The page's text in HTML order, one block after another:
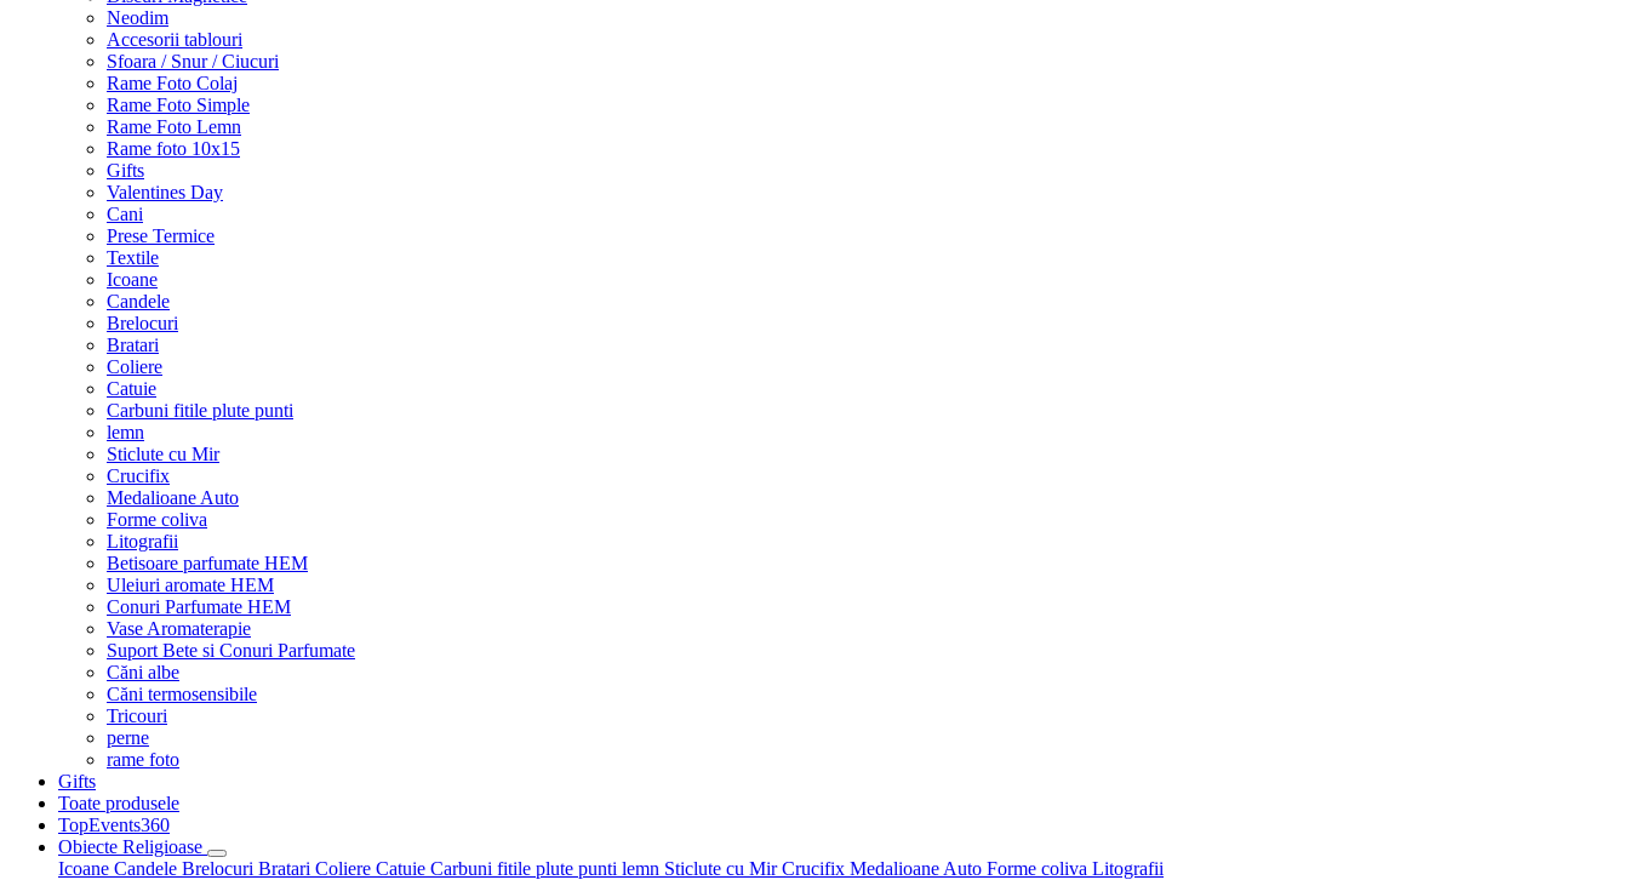
Neodim
Accesorii tablouri
Sfoara / Snur / Ciucuri
Rame Foto Colaj
Rame Foto Simple
Rame Foto Lemn
Rame foto 10x15
Gifts
Valentines Day
Cani
Prese Termice
Textile
Icoane
Candele
Brelocuri
Bratari
Coliere
Catuie
Carbuni fitile plute punti
lemn
Sticlute cu Mir
Crucifix
Medalioane Auto
Forme coliva
Litografii
Betisoare parfumate HEM
Uleiuri aromate HEM
Conuri Parfumate HEM
Vase Aromaterapie
Suport Bete si Conuri Parfumate
Căni albe
Căni termosensibile
Tricouri
perne
rame foto
Gifts
Toate produsele
TopEvents360
Obiecte Religioase
Icoane Candele Brelocuri Bratari Coliere Catuie Carbuni fitile plute punti lemn Sticlute cu MirCrucifix Medalioane Auto Forme coliva Litografii